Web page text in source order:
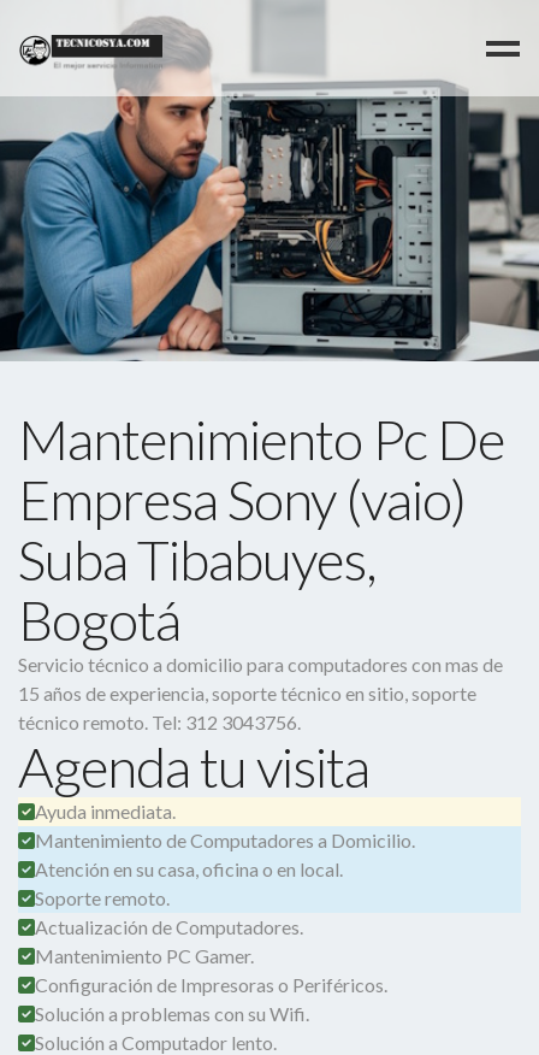
Mantenimiento Pc De
Empresa Sony (vaio)
Suba Tibabuyes,
Bogotá
Servicio técnico a domicilio para computadores con mas de
15 años de experiencia, soporte técnico en sitio, soporte
técnico remoto. Tel: 312 3043756.
Agenda tu visita
Ayuda inmediata.
Mantenimiento de Computadores a Domicilio.
Atención en su casa, oficina o en local.
Soporte remoto.
Actualización de Computadores.
Mantenimiento PC Gamer.
Configuración de Impresoras o Periféricos.
Solución a problemas con su Wifi.
Solución a Computador lento.